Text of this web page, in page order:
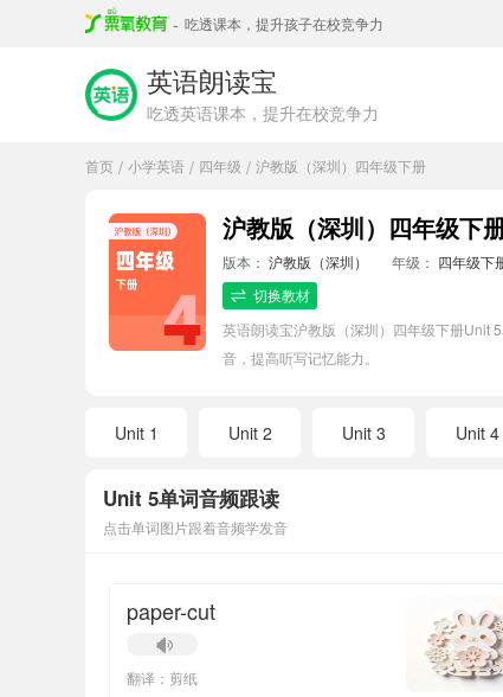
- 吃透课本，提升孩子在校竞争力
英语朗读宝
吃透英语课本，提升在校竞争力
首页 / 小学英语 / 四年级 / 沪教版（深圳）四年级下册
沪教版（深圳）四年级下
版本： 沪教版（深圳） 年级： 四年级下
切换教材
英语朗读宝沪教版（深圳）四年级下册Unit
音，提高听写记忆能力。
Unit 1 Unit 2 Unit 3 Unit 4
Unit 5单词音频跟读
点击单词图片跟着音频学发音
paper-cut
翻译：剪纸